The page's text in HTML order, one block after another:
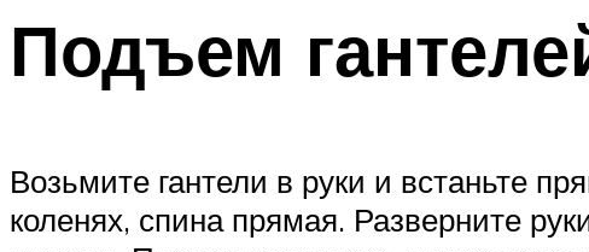
Подъем
Возьмите гантели в руки и встаньте
коленях, спина прямая. Разверните